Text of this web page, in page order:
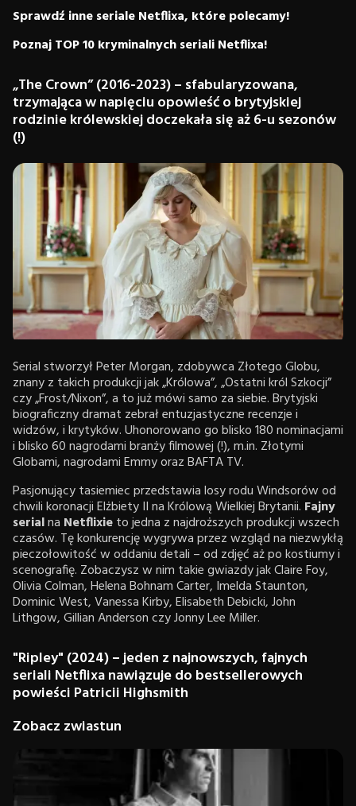
Sprawdź inne seriale Netflixa, które polecamy!
Poznaj TOP 10 kryminalnych seriali Netflixa!
„The Crown” (2016-2023) – sfabularyzowana,
trzymająca w napięciu opowieść o brytyjskiej
rodzinie królewskiej doczekała się aż 6-u sezonów
(!)
Serial stworzył Peter Morgan, zdobywca Złotego Globu,
znany z takich produkcji jak „Królowa”, „Ostatni król Szkocji”
czy „Frost/Nixon”, a to już mówi samo za siebie. Brytyjski
biograficzny dramat zebrał entuzjastyczne recenzje i
widzów, i krytyków. Uhonorowano go blisko 180 nominacjami
i blisko 60 nagrodami branży filmowej (!), m.in. Złotymi
Globami, nagrodami Emmy oraz BAFTA TV.
Pasjonujący tasiemiec przedstawia losy rodu Windsorów od
chwili koronacji Elżbiety II na Królową Wielkiej Brytanii. Fajny
serialna Netflixieto jedna z najdroższych produkcji wszech
czasów. Tę konkurencję wygrywa przez wzgląd na niezwykłą
pieczołowitość w oddaniu detali – od zdjęć aż po kostiumy i
scenografię. Zobaczysz w nim takie gwiazdy jak Claire Foy,
Olivia Colman, Helena Bohnam Carter, Imelda Staunton,
Dominic West, Vanessa Kirby, Elisabeth Debicki, John
Lithgow, Gillian Anderson czy Jonny Lee Miller.
"Ripley" (2024)–jeden z najnowszych, fajnych
seriali Netflixa nawiązuje do bestsellerowych
powieści Patricii Highsmith
Zobacz zwiastun